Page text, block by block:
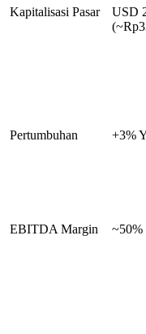
Kapitalisasi Pasar
USD
Pertumbuhan
+3%
EBITDA Margin
~50%